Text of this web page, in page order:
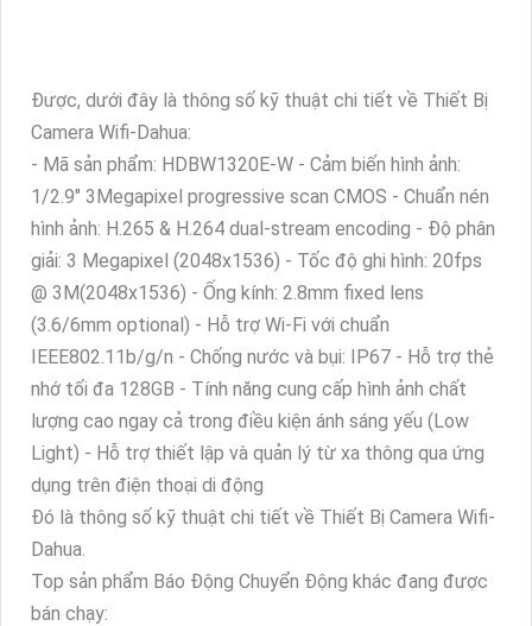
Được, dưới đây là thông số kỹ thuật chi tiết về Thiết Bị
Camera Wifi-Dahua:
- Mã sản phẩm: HDBW1320E-W - Cảm biến hình ảnh:
1/2.9" 3Megapixel progressive scan CMOS - Chuẩn nén
hình ảnh: H.265 & H.264 dual-stream encoding - Độ phân
giải: 3 Megapixel (2048x1536) - Tốc độ ghi hình: 20fps
@ 3M(2048x1536) - Ống kính: 2.8mm fixed lens
(3.6/6mm optional) - Hỗ trợ Wi-Fi với chuẩn
IEEE802.11b/g/n - Chống nước và bụi: IP67 - Hỗ trợ thẻ
nhớ tối đa 128GB - Tính năng cung cấp hình ảnh chất
lượng cao ngay cả trong điều kiện ánh sáng yếu (Low
Light) - Hỗ trợ thiết lập và quản lý từ xa thông qua ứng
dụng trên điện thoại di động
Đó là thông số kỹ thuật chi tiết về Thiết Bị Camera Wifi-
Dahua.
Top sản phẩm Báo Động Chuyển Động khác đang được
bán chạy: